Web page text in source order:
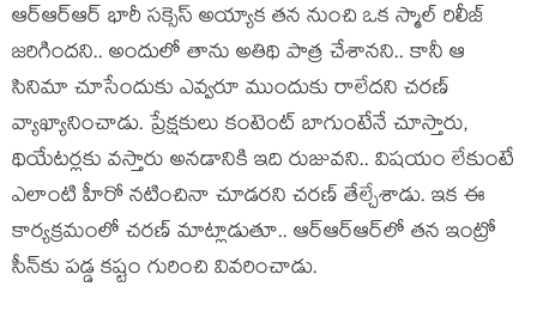
ఆర్ఆర్ఆర్ భారీ స‌క్సెస్ అయ్యాక త‌న నుంచి ఒక స్మాల్ రిలీజ్
జ‌రిగింద‌ని.. అందులో తాను అతిథి పాత్ర చేశాన‌ని.. కానీ ఆ
సినిమా చూసేందుకు ఎవ్వ‌రూ ముందుకు రాలేద‌ని చ‌ర‌ణ్
వ్యాఖ్యానించాడు. ప్రేక్ష‌కులు కంటెంట్ బాగుంటేనే చూస్తారు,
థియేట‌ర్ల‌కు వ‌స్తారు అన‌డానికి ఇది రుజువ‌ని.. విష‌యం లేకుంటే
ఎలాంటి హీరో న‌టించినా చూడ‌ర‌ని చ‌ర‌ణ్ తేల్చేశాడు. ఇక ఈ
కార్య‌క్ర‌మంలో చ‌ర‌ణ్ మాట్లాడుతూ.. ఆర్ఆర్ఆర్‌లో త‌న ఇంట్రో
సీన్‌కు ప‌డ్డ క‌ష్టం గురించి వివ‌రించాడు.